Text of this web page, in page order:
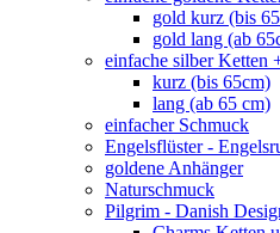
gold kurz (bis
gold lang (ab
einfache silber Ketten
kurz (bis 65cm)
lang (ab 65 cm)
einfacher Schmuck
Engelsflüster -
goldene Anhänger
Naturschmuck
Pilgrim - Danish